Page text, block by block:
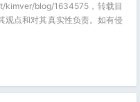
kimver/blog/1634575，转载目
观点和对其真实性负责。如有侵